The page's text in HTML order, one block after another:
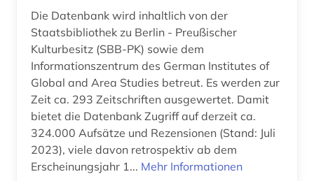
Die Datenbank wird inhaltlich von der
Staatsbibliothek zu Berlin - Preußischer
Kulturbesitz (SBB-PK) sowie dem
Informationszentrum des German Institutes of
Global and Area Studies betreut. Es werden zur
Zeit ca. 293 Zeitschriften ausgewertet. Damit
bietet die Datenbank Zugriff auf derzeit ca.
324.000 Aufsätze und Rezensionen (Stand: Juli
2023), viele davon retrospektiv ab dem
Erscheinungsjahr 1... Mehr Informationen